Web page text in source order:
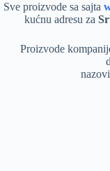
Sve proizvode sa sajta
kućnu adresu za
Proizvode